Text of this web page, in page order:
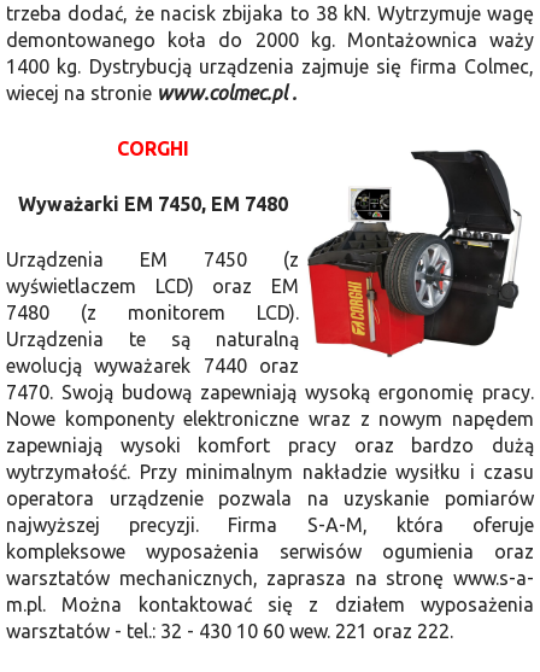
trzeba dodać, że nacisk zbijaka to 38 kN. Wytrzymuje wagę
demontowanego koła do 2000 kg. Montażownica waży
1400 kg. Dystrybucją urządzenia zajmuje się firma Colmec,
wiecej na stronie www.colmec.pl .
CORGHI
Wyważarki EM 7450, EM 7480
Urządzenia EM 7450 (z
wyświetlaczem LCD) oraz EM
7480 (z monitorem LCD).
Urządzenia te są naturalną
ewolucją wyważarek 7440 oraz
7470. Swoją budową zapewniają wysoką ergonomię pracy.
Nowe komponenty elektroniczne wraz z nowym napędem
zapewniają wysoki komfort pracy oraz bardzo dużą
wytrzymałość. Przy minimalnym nakładzie wysiłku i czasu
operatora urządzenie pozwala na uzyskanie pomiarów
najwyższej precyzji. Firma S-A-M, która oferuje
kompleksowe wyposażenia serwisów ogumienia oraz
warsztatów mechanicznych, zaprasza na stronę www.s-a-
m.pl. Można kontaktować się z działem wyposażenia
warsztatów - tel.: 32 - 430 10 60 wew. 221 oraz 222.